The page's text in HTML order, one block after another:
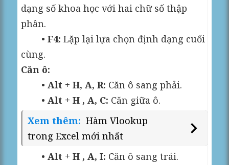
dạng số khoa học với hai chữ số thập
phân.
•F4:Lặp lại lựa chọn định dạng cuối
cùng.
Căn ô:
•Alt + H, A, R: Căn ô sang phải.
•Alt + H , A, C: Căn giữa ô.
Xem thêm: Hàm Vlookup
trong Excel mới nhất
•Alt + H , A, I: Căn ô sang trái.